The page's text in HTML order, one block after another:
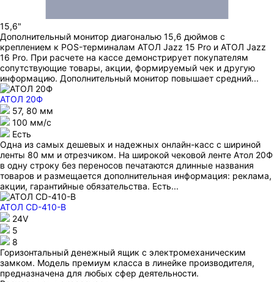
15,6"
Дополнительный монитор диагональю 15,6 дюймов с
креплением к POS-терминалам АТОЛ Jazz 15 Pro и АТОЛ Jazz
16 Pro. При расчете на кассе демонстрирует покупателям
сопутствующие товары, акции, формируемый чек и другую
информацию. Дополнительный монитор повышает средний...
АТОЛ 20Ф
57, 80 мм
100 мм/c
Есть
Одна из самых дешевых и надежных онлайн-касс с шириной
ленты 80 мм и отрезчиком. На широкой чековой ленте Атол 20Ф
в одну строку без переносов печатаются длинные названия
товаров и размещается дополнительная информация: реклама,
акции, гарантийные обязательства. Есть...
АТОЛ CD-410-В
24V
5
8
Горизонтальный денежный ящик с электромеханическим
замком. Модель премиум класса в линейке производителя,
предназначена для любых сфер деятельности.